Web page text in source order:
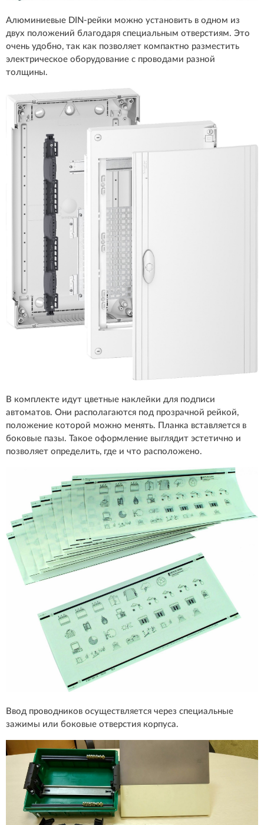
Алюминиевые DIN-рейки можно установить в одном из
двух положений благодаря специальным отверстиям. Это
очень удобно, так как позволяет компактно разместить
электрическое оборудование с проводами разной
толщины.
В комплекте идут цветные наклейки для подписи
автоматов. Они располагаются под прозрачной рейкой,
положение которой можно менять. Планка вставляется в
боковые пазы. Такое оформление выглядит эстетично и
позволяет определить, где и что расположено.
Ввод проводников осуществляется через специальные
зажимы или боковые отверстия корпуса.